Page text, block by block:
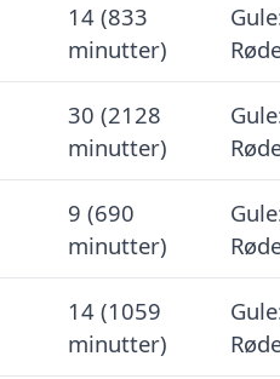
14 (833
minutter)
30 (2128
minutter)
9 (690
minutter)
14 (1059
minutter)